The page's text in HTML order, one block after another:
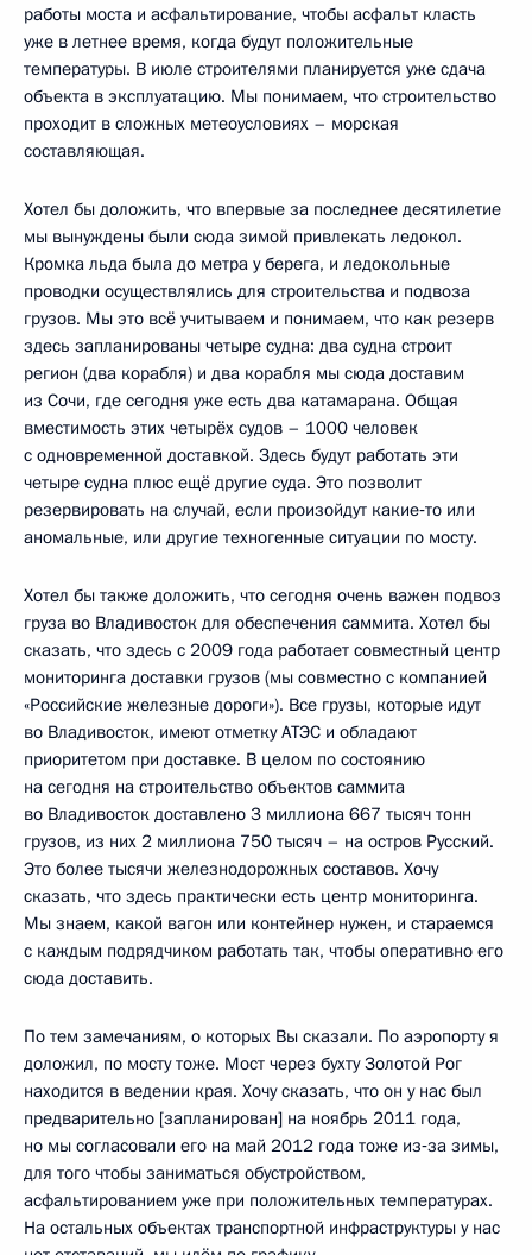
работы моста и асфальтирование, чтобы асфальт класть
уже в летнее время, когда будут положительные
температуры. В июле строителями планируется уже сдача
объекта в эксплуатацию. Мы понимаем, что строительство
проходит в сложных метеоусловиях – морская
составляющая.
Хотел бы доложить, что впервые за последнее десятилетие
мы вынуждены были сюда зимой привлекать ледокол.
Кромка льда была до метра у берега, и ледокольные
проводки осуществлялись для строительства и подвоза
грузов. Мы это всё учитываем и понимаем, что как резерв
здесь запланированы четыре судна: два судна строит
регион (два корабля) и два корабля мы сюда доставим
из Сочи, где сегодня уже есть два катамарана. Общая
вместимость этих четырёх судов – 1000 человек
с одновременной доставкой. Здесь будут работать эти
четыре судна плюс ещё другие суда. Это позволит
резервировать на случай, если произойдут какие‑то или
аномальные, или другие техногенные ситуации по мосту.
Хотел бы также доложить, что сегодня очень важен подвоз
груза во Владивосток для обеспечения саммита. Хотел бы
сказать, что здесь с 2009 года работает совместный центр
мониторинга доставки грузов (мы совместно с компанией
«Российские железные дороги»). Все грузы, которые идут
во Владивосток, имеют отметку АТЭС и обладают
приоритетом при доставке. В целом по состоянию
на сегодня на строительство объектов саммита
во Владивосток доставлено 3 миллиона 667 тысяч тонн
грузов, из них 2 миллиона 750 тысяч – на остров Русский.
Это более тысячи железнодорожных составов. Хочу
сказать, что здесь практически есть центр мониторинга.
Мы знаем, какой вагон или контейнер нужен, и стараемся
с каждым подрядчиком работать так, чтобы оперативно его
сюда доставить.
По тем замечаниям, о которых Вы сказали. По аэропорту я
доложил, по мосту тоже. Мост через бухту Золотой Рог
находится в ведении края. Хочу сказать, что он у нас был
предварительно [запланирован] на ноябрь 2011 года,
но мы согласовали его на май 2012 года тоже из‑за зимы,
для того чтобы заниматься обустройством,
асфальтированием уже при положительных температурах.
На остальных объектах транспортной инфраструктуры у нас